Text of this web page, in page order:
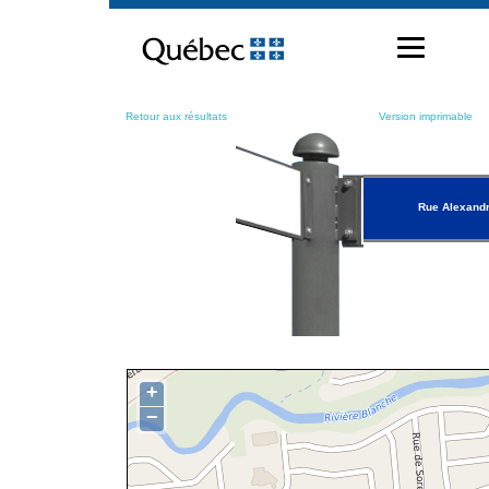
contenu
Retour aux résultats Version imprimable
Rue
+
−